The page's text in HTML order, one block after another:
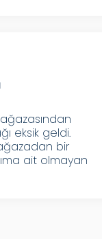
eksik geldi.
bir
ait olmayan